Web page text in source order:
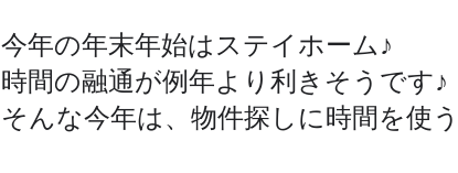
今年の年末年始はステイホーム♪
時間の融通が例年より利きそうです♪
そんな今年は、物件探しに時間を使